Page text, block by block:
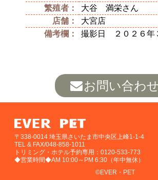
繁殖者：
大谷 満栄さん
店舗：
大宮店
備考欄：
撮影日 ２０２６年
お問い合わせ
〒338-0014 埼玉県さいたま市中央区上峰1-1-4
TEL & FAX/048-858-1011
トリミング・ホテル予約専用：0120-533-773
◆営業時間◆AM 10:00～PM 6:30（年中無休）
©EVER・PET